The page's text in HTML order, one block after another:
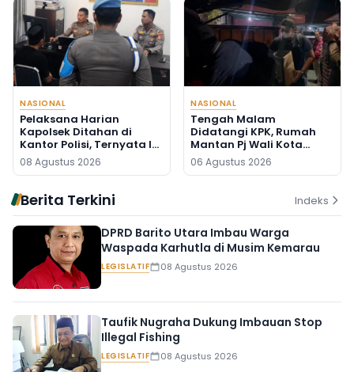
NASIONAL
Pelaksana Harian
Kapolsek Ditahan di
Kantor Polisi, Ternyata Ini
Penyebabnya
08 Agustus 2026
NASIONAL
Tengah Malam
Didatangi KPK, Rumah
Mantan Pj Wali Kota
Digeledah, Empat Koper
Dibawa
06 Agustus 2026
Berita Terkini Indeks
DPRD Barito Utara Imbau Warga
Waspada Karhutla di Musim Kemarau
LEGISLATIF 08 Agustus 2026
Taufik Nugraha Dukung Imbauan Stop
Illegal Fishing
LEGISLATIF 08 Agustus 2026